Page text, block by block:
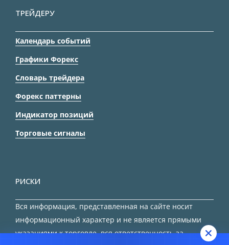
ТРЕЙДЕРУ
Календарь событий
Графики Форекс
Словарь трейдера
Форекс паттерны
Индикатор позиций
Торговые сигналы
РИСКИ
Вся информация, представленная на сайте носит
информационный характер и не является прямыми
указаниями к торговле, вся ответственность за